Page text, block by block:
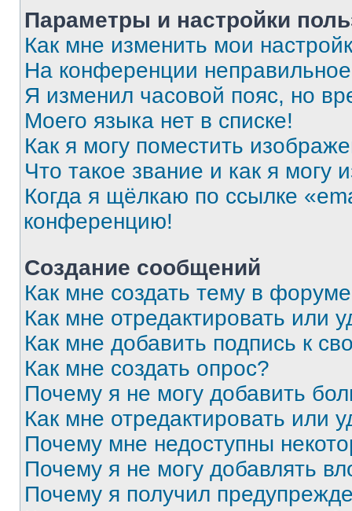
Параметры и настройки
Как мне изменить мои
На конференции
Я изменил часовой пояс, но
Моего языка нет в списке!
Как я могу поместить
Что такое звание и как я могу
Когда я щёлкаю по ссылке
конференцию!
Создание сообщений
Как мне создать тему в
Как мне отредактировать или
Как мне добавить подпись к
Как мне создать опрос?
Почему я не могу добавить
Как мне отредактировать или
Почему мне недоступны
Почему я не могу добавлять
Почему я получил